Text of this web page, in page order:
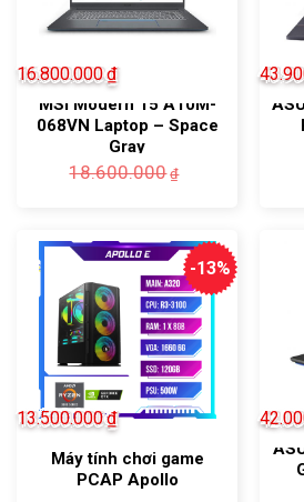
MSI Modern 15 A10M-
068VN Laptop – Space
Gray
18.600.000 ₫
16.800.000₫
-13%
Máy tính chơi game
PCAP Apollo
13.500.000₫